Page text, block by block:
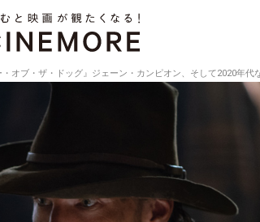
・オブ・ザ・ドッグ』ジェーン・カンピオン、そして2020年代